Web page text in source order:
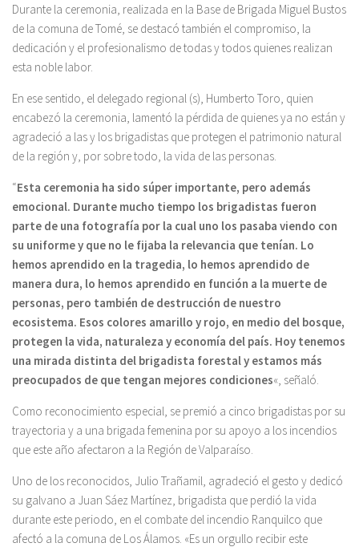
Durante la ceremonia, realizada en la Base de Brigada Miguel Bustos
de la comuna de Tomé, se destacó también el compromiso, la
dedicación y el profesionalismo de todas y todos quienes realizan
esta noble labor.
En ese sentido, el delegado regional (s), Humberto Toro, quien
encabezó la ceremonia, lamentó la pérdida de quienes ya no están y
agradeció a las y los brigadistas que protegen el patrimonio natural
de la región y, por sobre todo, la vida de las personas.
“Esta ceremonia ha sido súper importante, pero además
emocional. Durante mucho tiempo los brigadistas fueron
parte de una fotografía por la cual uno los pasaba viendo con
su uniforme y que no le fijaba la relevancia que tenían. Lo
hemos aprendido en la tragedia, lo hemos aprendido de
manera dura, lo hemos aprendido en función a la muerte de
personas, pero también de destrucción de nuestro
ecosistema. Esos colores amarillo y rojo, en medio del bosque,
protegen la vida, naturaleza y economía del país. Hoy tenemos
una mirada distinta del brigadista forestal y estamos más
preocupados de que tengan mejores condiciones«, señaló.
Como reconocimiento especial, se premió a cinco brigadistas por su
trayectoria y a una brigada femenina por su apoyo a los incendios
que este año afectaron a la Región de Valparaíso.
Uno de los reconocidos, Julio Trañamil, agradeció el gesto y dedicó
su galvano a Juan Sáez Martínez, brigadista que perdió la vida
durante este periodo, en el combate del incendio Ranquilco que
afectó a la comuna de Los Álamos. «Es un orgullo recibir este